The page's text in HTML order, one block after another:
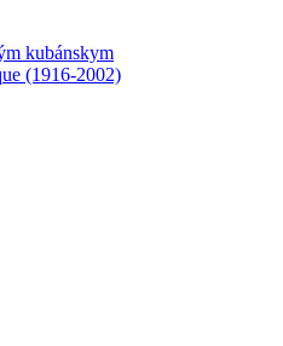
kubánskym
(1916-2002)